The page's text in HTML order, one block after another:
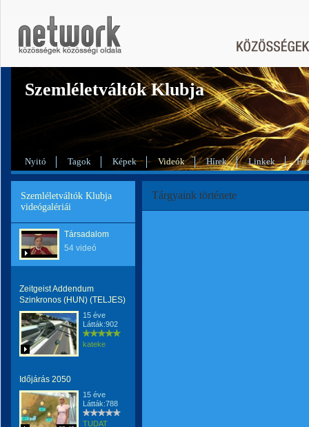
Szemléletváltók Klubja
Nyitó Tagok Képek Videók Hírek Linkek
Szemléletváltók Klubja
videógalériái
Társadalom
54 videó
Zeitgeist Addendum
Szinkronos (HUN) (TELJES)
15 éve
Látták:902
kateke
Időjárás 2050
15 éve
Látták:788
TUDAT
Tárgyaink története